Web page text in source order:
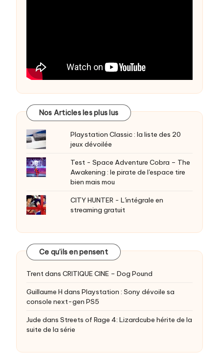
Nos Articles les plus lus
Playstation Classic : la liste des 20
jeux dévoilée
Test - Space Adventure Cobra – The
Awakening : le pirate de l'espace tire
bien mais mou
CITY HUNTER - L'intégrale en
streaming gratuit
Ce qu’ils en pensent
Trentdans CRITIQUE CINE – Dog Pound
Guillaume H dans Playstation : Sony dévoile sa
console next-gen PS5
Jude dans Streets of Rage 4: Lizardcube hérite de la
suite de la série